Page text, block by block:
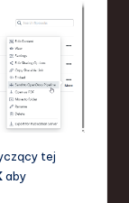
tej
aby